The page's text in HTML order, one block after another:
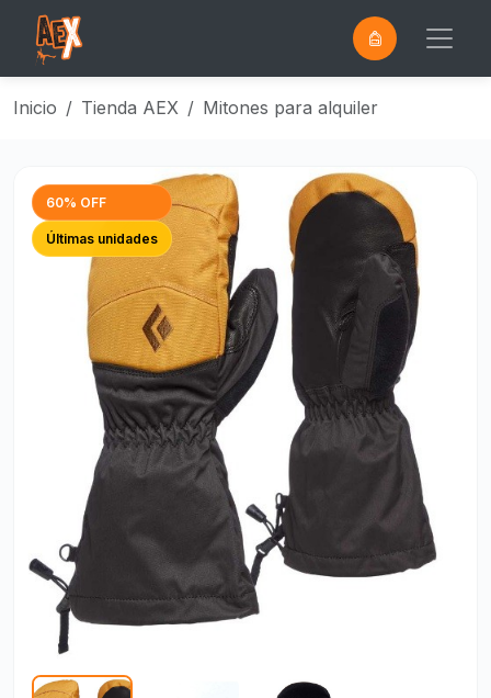
Inicio Tienda AEX Mitones para alquiler
60% OFF
Últimas unidades